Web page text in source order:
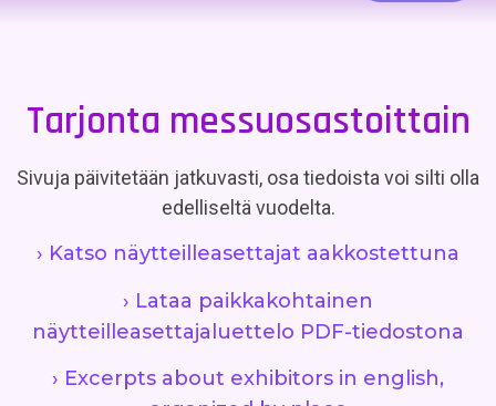
Tarjonta messuosastoittain
Sivuja päivitetään jatkuvasti, osa tiedoista voi silti olla
edelliseltä vuodelta.
› Katso näytteilleasettajat aakkostettuna
› Lataa paikkakohtainen
näytteilleasettajaluettelo PDF-tiedostona
› Excerpts about exhibitors in english,